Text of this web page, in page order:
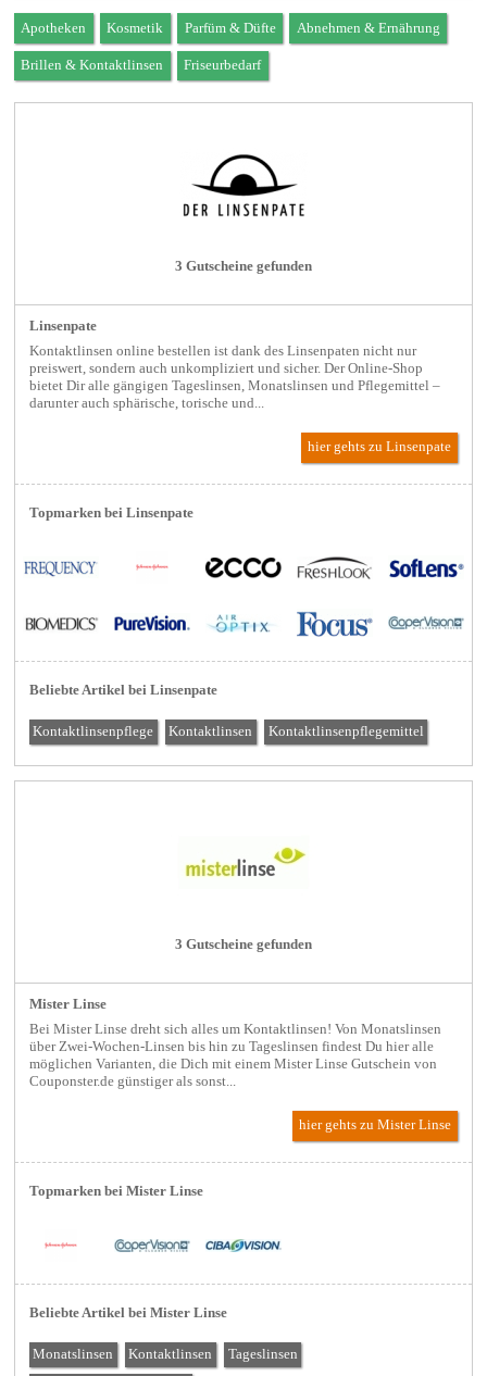
Apotheken Kosmetik Parfüm & Düfte Abnehmen & Ernährung
Brillen & Kontaktlinsen Friseurbedarf
3 Gutscheine gefunden
Linsenpate
Kontaktlinsen online bestellen ist dank des Linsenpaten nicht nur
preiswert, sondern auch unkompliziert und sicher. Der Online-Shop
bietet Dir alle gängigen Tageslinsen, Monatslinsen und Pflegemittel –
darunter auch sphärische, torische und...
hier gehts zu Linsenpate
Topmarken bei Linsenpate
Beliebte Artikel bei Linsenpate
Kontaktlinsenpflege Kontaktlinsen Kontaktlinsenpflegemittel
3 Gutscheine gefunden
Mister Linse
Bei Mister Linse dreht sich alles um Kontaktlinsen! Von Monatslinsen
über Zwei-Wochen-Linsen bis hin zu Tageslinsen findest Du hier alle
möglichen Varianten, die Dich mit einem Mister Linse Gutschein von
Couponster.de günstiger als sonst...
hier gehts zu Mister Linse
Topmarken bei Mister Linse
Beliebte Artikel bei Mister Linse
Monatslinsen Kontaktlinsen Tageslinsen